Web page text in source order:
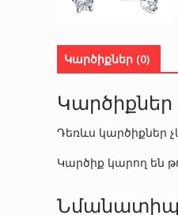
Կարծիքներ (0)
Կարծիքներ
Դեռևս կարծիքներ
Կարծիք կարող են